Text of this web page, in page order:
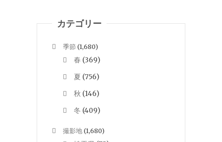
カテゴリー
季節 (1,680)
春 (369)
夏 (756)
秋 (146)
冬 (409)
撮影地(1,680)